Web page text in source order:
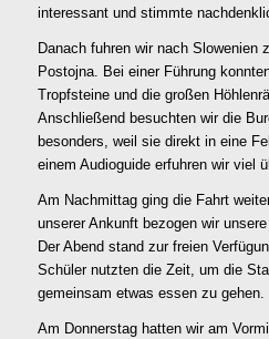
interessant und stimmte
Danach fuhren wir nach Slowenien
Postojna. Bei einer Führung
Tropfsteine und die großen
Anschließend besuchten wir die
besonders, weil sie direkt in eine
einem Audioguide erfuhren wir viel
Am Nachmittag ging die Fahrt
unserer Ankunft bezogen wir
Der Abend stand zur freien
Schüler nutzten die Zeit, um die
gemeinsam etwas essen zu gehen.
Am Donnerstag hatten wir am